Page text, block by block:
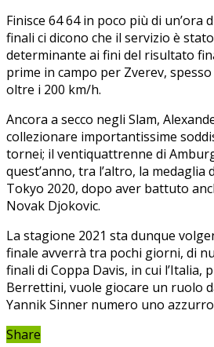
Finisce 64 64 in poco più di un’ora
finali ci dicono che il servizio è
determinante ai fini del risultato
prime in campo per Zverev,
oltre i 200 km/h.
Ancora a secco negli Slam,
collezionare importantissime
tornei; il ventiquattrenne di
quest’anno, tra l’altro, la medaglia
Tokyo 2020, dopo aver battuto
Novak Djokovic.
La stagione 2021 sta dunque
finale avverrà tra pochi giorni, di
finali di Coppa Davis, in cui l’Italia,
Berrettini, vuole giocare un ruolo
Yannik Sinner numero uno
Share